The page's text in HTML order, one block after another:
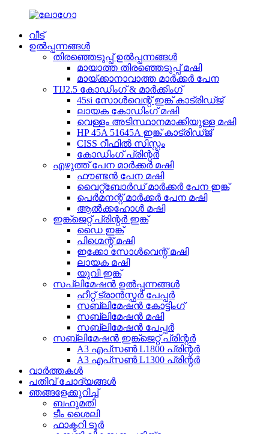
വീട്
ഉൽപ്പന്നങ്ങൾ
തിരഞ്ഞെടുപ്പ് ഉൽപ്പന്നങ്ങൾ
മായാത്ത തിരഞ്ഞെടുപ്പ് മഷി
മായ്ക്കാനാവാത്ത മാർക്കർ പേന
TIJ2.5 കോഡിംഗ് & മാർക്കിംഗ്
45si സോൾവെന്റ് ഇങ്ക് കാട്രിഡ്ജ്
ലായക കോഡിംഗ് മഷി
വെള്ളം അടിസ്ഥാനമാക്കിയുള്ള മഷി
HP 45A 51645A ഇങ്ക് കാട്രിഡ്ജ്
CISS റീഫിൽ സിസ്റ്റം
കോഡിംഗ് പ്രിന്റർ
എഴുത്ത് പേന മാർക്കർ മഷി
ഫൗണ്ടൻ പേന മഷി
വൈറ്റ്‌ബോർഡ് മാർക്കർ പേന ഇങ്ക്
പെർമനന്റ് മാർക്കർ പേന മഷി
ആൽക്കഹോൾ മഷി
ഇങ്ക്ജെറ്റ് പ്രിന്റർ ഇങ്ക്
ഡൈ ഇങ്ക്
പിഗ്മെന്റ് മഷി
ഇക്കോ സോൾവെന്റ് മഷി
ലായക മഷി
യുവി ഇങ്ക്
സപ്ലിമേഷൻ ഉൽപ്പന്നങ്ങൾ
ഹീറ്റ് ട്രാൻസ്ഫർ പേപ്പർ
സബ്ലിമേഷൻ കോട്ടിംഗ്
സബ്ലിമേഷൻ മഷി
സബ്ലിമേഷൻ പേപ്പർ
സബ്ലിമേഷൻ ഇങ്ക്ജെറ്റ് പ്രിന്റർ
A3 എപ്‌സൺ L1800 പ്രിന്റർ
A3 എപ്‌സൺ L1300 പ്രിന്റർ
വാർത്തകൾ
പതിവ് ചോദ്യങ്ങൾ
ഞങ്ങളേക്കുറിച്ച്
ബഹുമതി
ടീം ശൈലി
ഫാക്ടറി ടൂർ